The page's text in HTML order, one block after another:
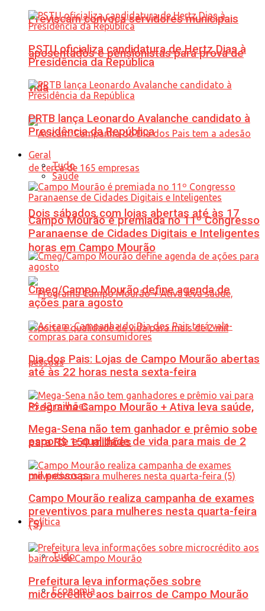
Previscam convoca servidores municipais
aposentados e pensionistas para prova de
vida
Dois sábados com lojas abertas até às 17
horas em Campo Mourão
Programa Campo Mourão + Ativa leva saúde,
esporte e qualidade de vida para mais de 2
mil pessoas
Política
Tudo
Economia
PSTU oficializa candidatura de Hertz Dias à
Presidência da República
PRTB lança Leonardo Avalanche candidato à
Presidência da República
Geral
Tudo
Saúde
Campo Mourão é premiada no 11º Congresso
Paranaense de Cidades Digitais e Inteligentes
Cmeg/Campo Mourão define agenda de
ações para agosto
Dia dos Pais: Lojas de Campo Mourão abertas
até às 22 horas nesta sexta-feira
Mega-Sena não tem ganhador e prêmio sobe
para R$ 150 milhões
Campo Mourão realiza campanha de exames
preventivos para mulheres nesta quarta-feira
(5)
Prefeitura leva informações sobre
microcrédito aos bairros de Campo Mourão